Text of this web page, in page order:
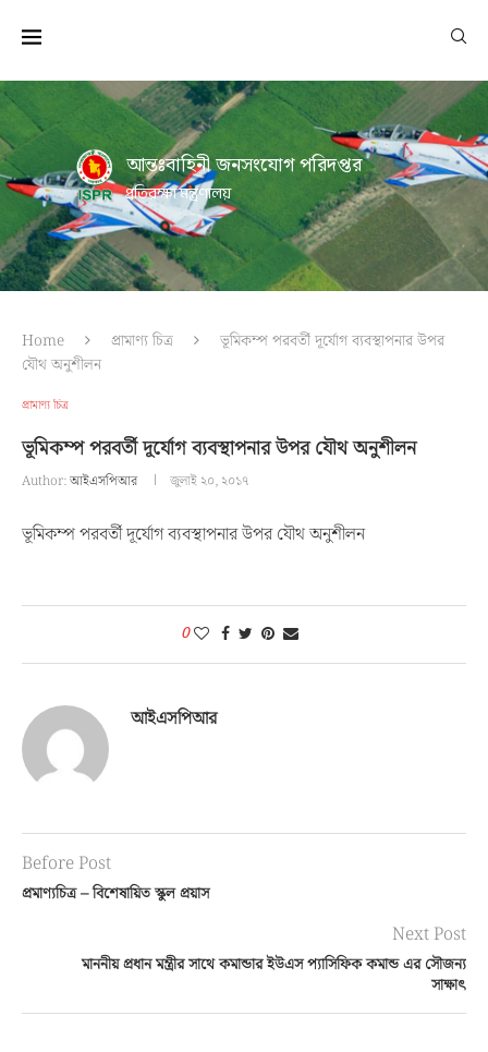
আন্তঃবাহিনী জনসংযোগ পরিদপ্তর
প্রতিরক্ষা মন্ত্রণালয়
Home প্রামাণ্য চিত্র
ভূমিকম্প পরবর্তী দূর্যোগ ব্যবস্থাপনার উপর
যৌথ অনুশীলন
প্রামাণ্য চিত্র
ভূমিকম্প পরবর্তী দূর্যোগ ব্যবস্থাপনার উপর যৌথ অনুশীলন
Author:আইএসপিআর জুলাই ২০, ২০১৭
ভূমিকম্প পরবর্তী দূর্যোগ ব্যবস্থাপনার উপর যৌথ অনুশীলন
0
আইএসপিআর
Before Post
প্রমাণ্যচিত্র – বিশেষায়িত স্কুল প্রয়াস
Next Post
মাননীয় প্রধান মন্ত্রীর সাথে কমান্ডার ইউএস প্যাসিফিক কমান্ড এর সৌজন্য
সাক্ষাৎ